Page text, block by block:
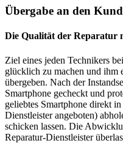
Übergabe an den
Die Qualität der Reparatur
Ziel eines jeden Technikers
glücklich zu machen und ihm
übergeben. Nach der
Smartphone gecheckt und
geliebtes Smartphone direkt
Dienstleister angeboten)
schicken lassen. Die
Reparatur-Dienstleister